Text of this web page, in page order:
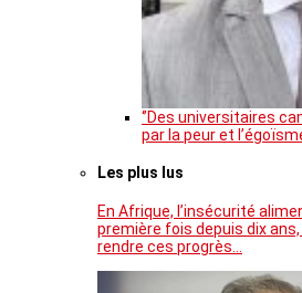
‘’Des universitaires
par la peur et
Les plus lus
En Afrique, l’insécurité
première fois depuis dix
rendre ces progrès…